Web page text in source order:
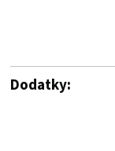
Dodatky: